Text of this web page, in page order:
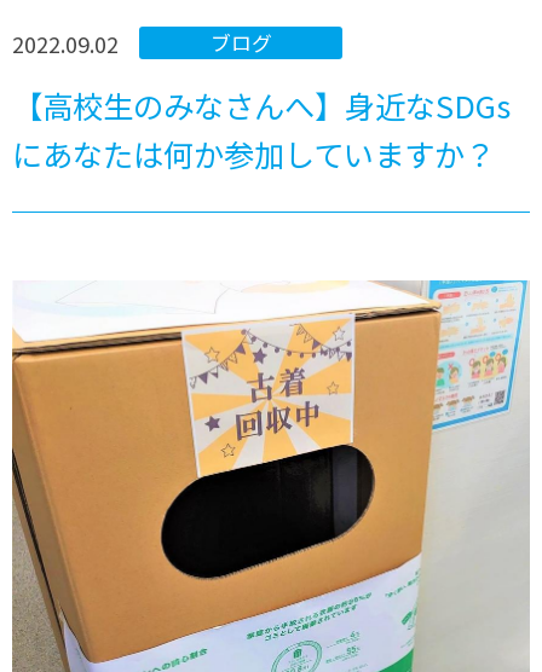
ブログ
2022.09.02
【高校生のみなさんへ】身近なSDGs
にあなたは何か参加していますか？